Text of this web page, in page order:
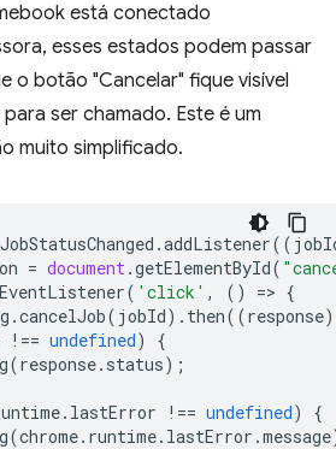
está conectado
esses estados podem passar
o botão "Cancelar" fique visível
ser chamado. Este é um
muito simplificado.
.addListener((
= document.getElementById(
( 'click' , () => {
.cancelJob( jobId). then((response)
!== undefined)
{
(response. status);
. lastError !== undefined)
{
(chrome. runtime. lastError .message